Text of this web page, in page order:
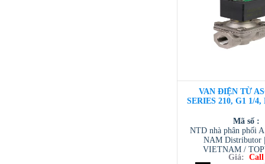
VAN ĐIỆN TỪ
SERIES 210, G1 1/
Mã số :
NTD nhà phân phối
NAM Distributor
VIETNAM /
VIETNAM /Giá: Call